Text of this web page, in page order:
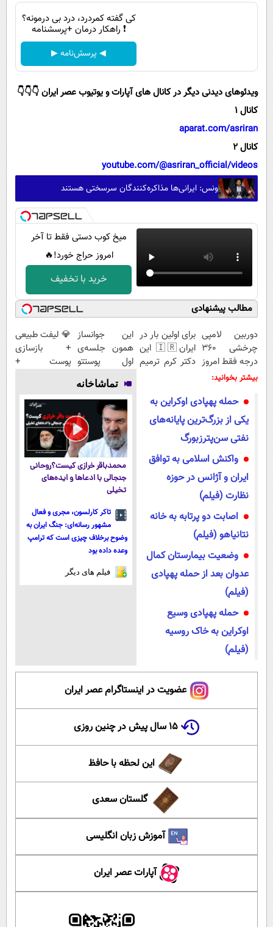
اجتماعی
حیات وحش
سیاست خارجی
کی گفته کمردرد، درد بی درمونه؟
❗ راهکار درمان +پرسشنامه
◀ پرسش‌نامه ▶
ویدئوهای دیدنی دیگر در کانال های آپارات و یوتیوب عصر ایران 👇👇👇
کانال 1
aparat.com/asriran
کانال 2
youtube.com/@asriran_official/videos
ونس: ایرانی‌ها مذاکره‌کنندگان سرسختی هستند
میخ کوب دستی فقط تا آخر
امروز حراج خورد!🔥
خرید با تخفیف
مطالب پیشنهادی
دوربین لامپی
چرخشی 360
درجه فقط امروز
حراج شد🔥
منزل
برای اولین بار در
ایران🇮🇷 این
دکتر کرم ترمیم
این جوانساز
همون جلسه‌ی
اول پوستتو
جوونتر می‌کنه
✨ 2سال
ماندگاری داره
💎 لیفت طبیعی
+ بازسازی
پوست +
مشاوره رایگان
بیشتر بخوانید:
حمله پهپادی اوکراین به
یکی از بزرگ‌ترین پایانه‌های
نفتی سن‌پترزبورگ
واکنش اسلامی به توافق
ایران و آژانس در حوزه
نظارت (فیلم)
اصابت دو پرتابه به خانه
نتانیاهو (فیلم)
وضعیت بیمارستان کمال
عدوان بعد از حمله پهپادی
(فیلم)
حمله پهپادی وسیع
اوکراین به خاک روسیه
(فیلم)
تماشاخانه
محمدباقر خرازی کیست؟روحانی
جنجالی با ادعاها و ایده‌های
تخیلی
تاکر کارلسون، مجری و فعال
مشهور رسانه‌ای: جنگ ایران به
وضوح برخلاف چیزی است که ترامپ
وعده داده بود
فیلم های دیگر
عضویت در اینستاگرام عصر ایران
۱۵ سال پیش در چنین روزی
این لحظه با حافظ
گلستان سعدی
آموزش زبان انگلیسی
آپارات عصر ایران